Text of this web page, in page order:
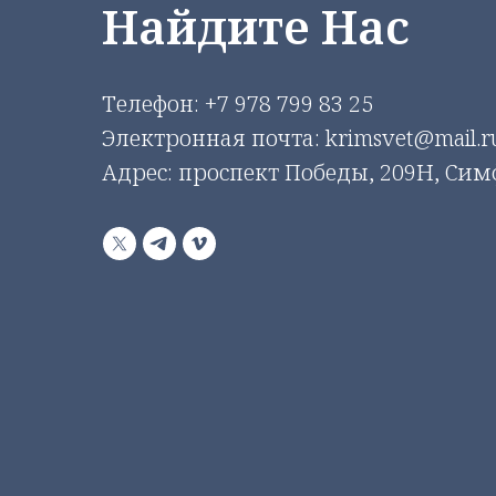
Найдите Нас
Телефон: +7 978 799 83 25
Электронная почта:
Адрес: проспект Победы, 209Н,